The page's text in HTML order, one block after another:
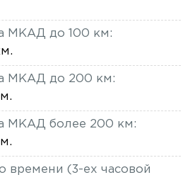
МКАД до 100 км:
МКАД до 200 км:
МКАД более 200 км:
времени (3-ех часовой